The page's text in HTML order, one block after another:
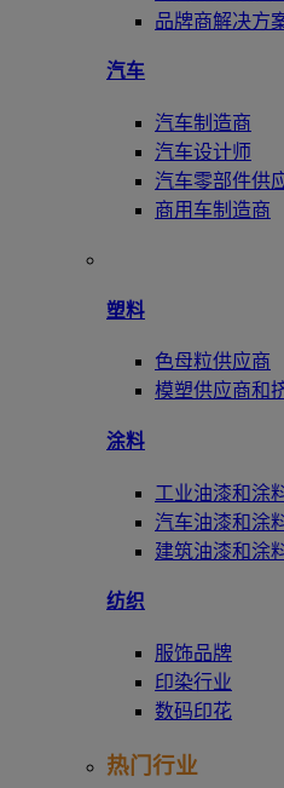
品牌商解决方
汽车
汽车制造商
汽车设计师
汽车零部件供
商用车制造商
塑料
色母粒供应商
模塑供应商和
涂料
工业油漆和涂
汽车油漆和涂
建筑油漆和涂
纺织
服饰品牌
印染行业
数码印花
热门行业